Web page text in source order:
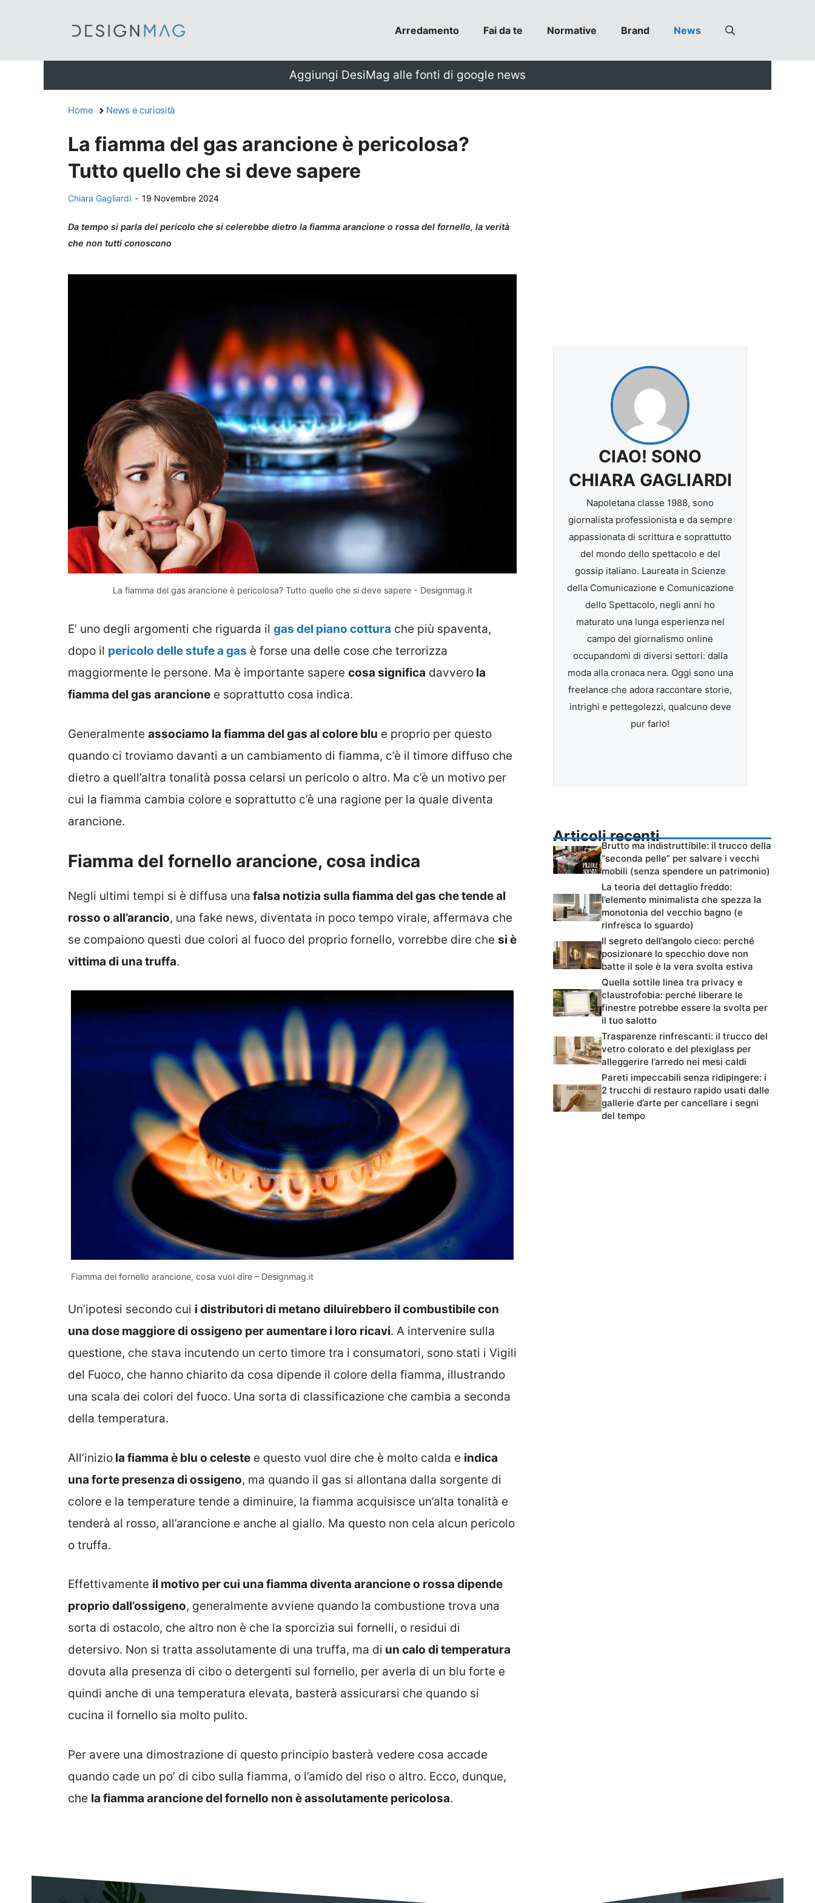
Arredamento Fai da te Normative Brand News
Aggiungi DesiMag alle fonti di google news
Home News e curiosità
La fiamma del gas arancione è pericolosa?
Tutto quello che si deve sapere
Chiara Gagliardi - 19 Novembre 2024
Da tempo si parla del pericolo che si celerebbe dietro la fiamma arancione o rossa del fornello, la verità
che non tutti conoscono
La fiamma del gas arancione è pericolosa? Tutto quello che si deve sapere - Designmag.it
E’ uno degli argomenti che riguarda il gas del piano cottura che più spaventa,
dopo il pericolo delle stufe a gas è forse una delle cose che terrorizza
maggiormente le persone. Ma è importante sapere cosa significa davvero la
fiamma del gas arancione e soprattutto cosa indica.
Generalmente associamo la fiamma del gas al colore blu e proprio per questo
quando ci troviamo davanti a un cambiamento di fiamma, c’è il timore diffuso che
dietro a quell’altra tonalità possa celarsi un pericolo o altro. Ma c’è un motivo per
cui la fiamma cambia colore e soprattutto c’è una ragione per la quale diventa
arancione.
Fiamma del fornello arancione, cosa indica
Negli ultimi tempi si è diffusa una falsa notizia sulla fiamma del gas che tende al
rosso o all’arancio, una fake news, diventata in poco tempo virale, affermava che
se compaiono questi due colori al fuoco del proprio fornello, vorrebbe dire che si è
vittima di una truffa.
Fiamma del fornello arancione, cosa vuol dire – Designmag.it
Un’ipotesi secondo cui i distributori di metano diluirebbero il combustibile con
una dose maggiore di ossigeno per aumentare i loro ricavi. A intervenire sulla
questione, che stava incutendo un certo timore tra i consumatori, sono stati i Vigili
del Fuoco, che hanno chiarito da cosa dipende il colore della fiamma, illustrando
una scala dei colori del fuoco. Una sorta di classificazione che cambia a seconda
della temperatura.
All’inizio la fiamma è blu o celeste e questo vuol dire che è molto calda e indica
una forte presenza di ossigeno, ma quando il gas si allontana dalla sorgente di
colore e la temperature tende a diminuire, la fiamma acquisisce un’alta tonalità e
tenderà al rosso, all’arancione e anche al giallo. Ma questo non cela alcun pericolo
o truffa.
Effettivamente il motivo per cui una fiamma diventa arancione o rossa dipende
proprio dall’ossigeno, generalmente avviene quando la combustione trova una
sorta di ostacolo, che altro non è che la sporcizia sui fornelli, o residui di
detersivo. Non si tratta assolutamente di una truffa, ma di un calo di temperatura
dovuta alla presenza di cibo o detergenti sul fornello, per averla di un blu forte e
quindi anche di una temperatura elevata, basterà assicurarsi che quando si
cucina il fornello sia molto pulito.
Per avere una dimostrazione di questo principio basterà vedere cosa accade
quando cade un po’ di cibo sulla fiamma, o l’amido del riso o altro. Ecco, dunque,
che la fiamma arancione del fornello non è assolutamente pericolosa.
CIAO! SONO
CHIARA GAGLIARDI
Napoletana classe 1988, sono
giornalista professionista e da sempre
appassionata di scrittura e soprattutto
del mondo dello spettacolo e del
gossip italiano. Laureata in Scienze
della Comunicazione e Comunicazione
dello Spettacolo, negli anni ho
maturato una lunga esperienza nel
campo del giornalismo online
occupandomi di diversi settori: dalla
moda alla cronaca nera. Oggi sono una
freelance che adora raccontare storie,
intrighi e pettegolezzi, qualcuno deve
pur farlo!
Articoli recenti
Brutto ma indistruttibile: il trucco della
“seconda pelle” per salvare i vecchi
mobili (senza spendere un patrimonio)
La teoria del dettaglio freddo:
l’elemento minimalista che spezza la
monotonia del vecchio bagno (e
rinfresca lo sguardo)
Il segreto dell’angolo cieco: perché
posizionare lo specchio dove non
batte il sole è la vera svolta estiva
Quella sottile linea tra privacy e
claustrofobia: perché liberare le
finestre potrebbe essere la svolta per
il tuo salotto
Trasparenze rinfrescanti: il trucco del
vetro colorato e del plexiglass per
alleggerire l’arredo nei mesi caldi
Pareti impeccabili senza ridipingere: i
2 trucchi di restauro rapido usati dalle
gallerie d’arte per cancellare i segni
del tempo